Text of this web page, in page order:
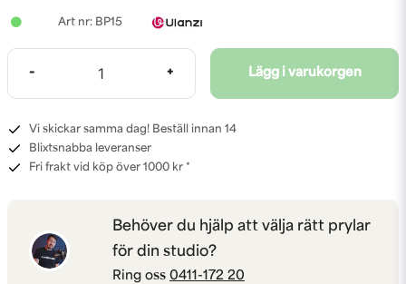
BP15
- + Lägg i varukorgen
Vi skickar samma dag! Beställ innan 14
Blixtsnabba leveranser
Fri frakt vid köp över 1000 kr *
Behöver du hjälp att välja rätt prylar
för din studio?
Ring oss 0411-172 20